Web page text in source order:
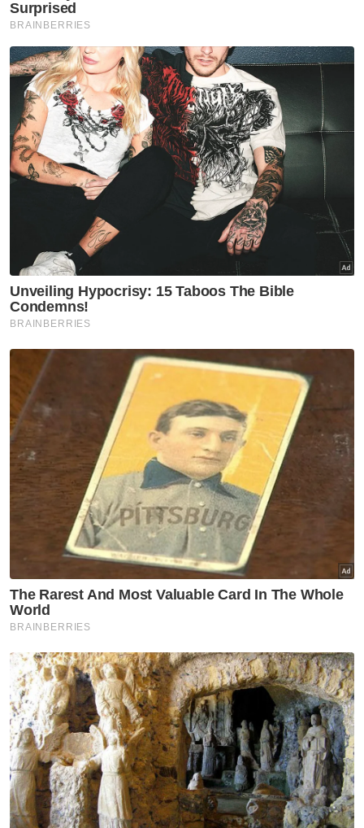
Warga Emas
Artikel Disyorkan
Warga emas tinggal di hentian
bas dibawa untuk rawatan
Perak
'Air memang dah ada, tapi tak
Perak
Dari tukang urut ke Ikon Asnaf
Perak
Gajah DAK: Video Amoi gigit
jaring makanan bukan petanda
tekanan - MPT